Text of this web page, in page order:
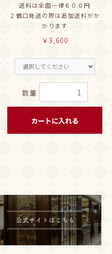
送料は全国一律６００円
２個口発送の際は追加送料がか
かります
￥3,600
数量
カートに入れる